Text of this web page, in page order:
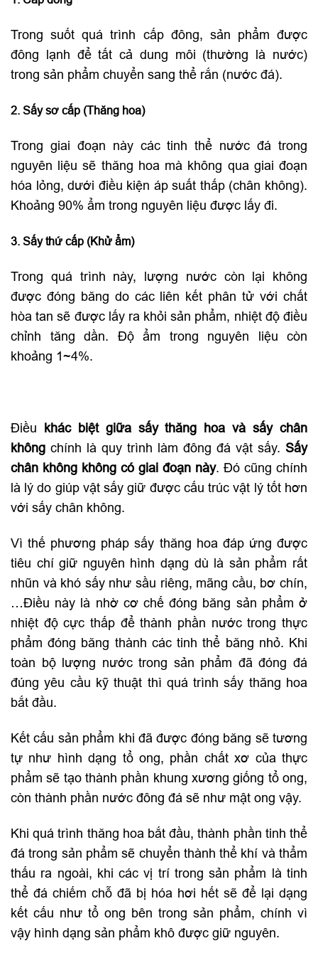
Trong suốt quá trình cấp đông, sản phẩm được
đông lạnh để tất cả dung môi (thường là nước)
trong sản phẩm chuyển sang thể rắn (nước đá).
2. Sấy sơ cấp (Thăng hoa)
Trong giai đoạn này các tinh thể nước đá trong
nguyên liệu sẽ thăng hoa mà không qua giai đoạn
hóa lỏng, dưới điều kiện áp suất thấp (chân không).
Khoảng 90% ẩm trong nguyên liệu được lấy đi.
3. Sấy thứ cấp (Khử ẩm)
Trong quá trình này, lượng nước còn lại không
được đóng băng do các liên kết phân tử với chất
hòa tan sẽ được lấy ra khỏi sản phẩm, nhiệt độ điều
chỉnh tăng dần. Độ ẩm trong nguyên liệu còn
khoảng 1~4%.
Điều khác biệt giữa sấy thăng hoa và sấy chân
không chính là quy trình làm đông đá vật sấy. Sấy
chân không không có giai đoạn này. Đó cũng chính
là lý do giúp vật sấy giữ được cấu trúc vật lý tốt hơn
với sấy chân không.
Vì thế phương pháp sấy thăng hoa đáp ứng được
tiêu chí giữ nguyên hình dạng dù là sản phẩm rất
nhũn và khó sấy như sầu riêng, mãng cầu, bơ chín,
…Điều này là nhờ cơ chế đóng băng sản phẩm ở
nhiệt độ cực thấp để thành phần nước trong thực
phẩm đóng băng thành các tinh thể băng nhỏ. Khi
toàn bộ lượng nước trong sản phẩm đã đóng đá
đúng yêu cầu kỹ thuật thì quá trình sấy thăng hoa
bắt đầu.
Kết cấu sản phẩm khi đã được đóng băng sẽ tương
tự như hình dạng tổ ong, phần chất xơ của thực
phẩm sẽ tạo thành phần khung xương giống tổ ong,
còn thành phần nước đông đá sẽ như mật ong vậy.
Khi quá trình thăng hoa bắt đầu, thành phần tinh thể
đá trong sản phẩm sẽ chuyển thành thể khí và thẩm
thấu ra ngoài, khi các vị trí trong sản phẩm là tinh
thể đá chiếm chỗ đã bị hóa hơi hết sẽ để lại dạng
kết cấu như tổ ong bên trong sản phẩm, chính vì
vậy hình dạng sản phẩm khô được giữ nguyên.